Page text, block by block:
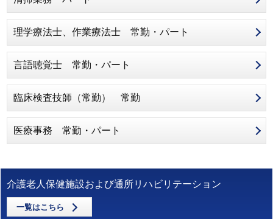
理学療法士、作業療法士 常勤・パート
言語聴覚士 常勤・パート
臨床検査技師（常勤） 常勤
医療事務 常勤・パート
介護老人保健施設および通所リハビリテーション
一覧はこちら